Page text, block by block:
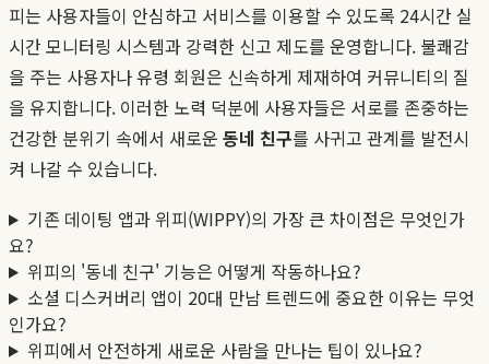
피는 사용자들이 안심하고 서비스를 이용할 수 있도록 24시간 실
시간 모니터링 시스템과 강력한 신고 제도를 운영합니다. 불쾌감
을 주는 사용자나 유령 회원은 신속하게 제재하여 커뮤니티의 질
을 유지합니다. 이러한 노력 덕분에 사용자들은 서로를 존중하는
건강한 분위기 속에서 새로운 동네 친구를 사귀고 관계를 발전시
켜 나갈 수 있습니다.
기존 데이팅 앱과 위피(WIPPY)의 가장 큰 차이점은 무엇인가
요?
위피의 '동네 친구' 기능은 어떻게 작동하나요?
소셜 디스커버리 앱이 20대 만남 트렌드에 중요한 이유는 무엇
인가요?
위피에서 안전하게 새로운 사람을 만나는 팁이 있나요?